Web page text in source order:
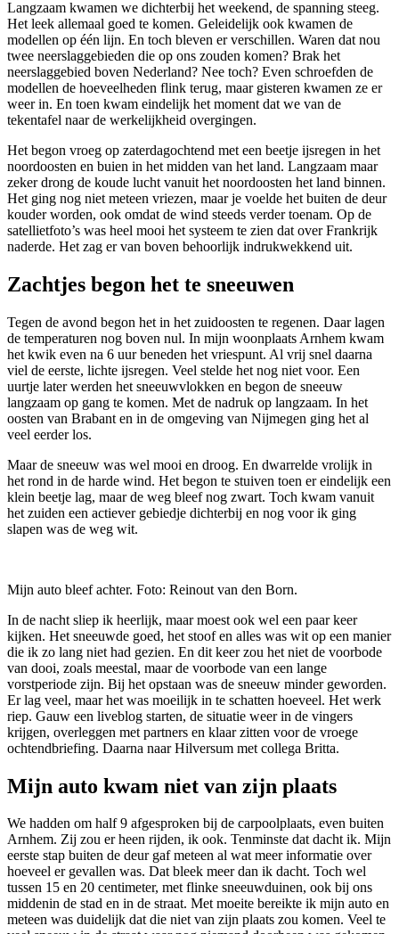
Langzaam kwamen we dichterbij het weekend, de spanning steeg.
Het leek allemaal goed te komen. Geleidelijk ook kwamen de
modellen op één lijn. En toch bleven er verschillen. Waren dat nou
twee neerslaggebieden die op ons zouden komen? Brak het
neerslaggebied boven Nederland? Nee toch? Even schroefden de
modellen de hoeveelheden flink terug, maar gisteren kwamen ze er
weer in. En toen kwam eindelijk het moment dat we van de
tekentafel naar de werkelijkheid overgingen.
Het begon vroeg op zaterdagochtend met een beetje ijsregen in het
noordoosten en buien in het midden van het land. Langzaam maar
zeker drong de koude lucht vanuit het noordoosten het land binnen.
Het ging nog niet meteen vriezen, maar je voelde het buiten de deur
kouder worden, ook omdat de wind steeds verder toenam. Op de
satellietfoto’s was heel mooi het systeem te zien dat over Frankrijk
naderde. Het zag er van boven behoorlijk indrukwekkend uit.
Zachtjes begon het te sneeuwen
Tegen de avond begon het in het zuidoosten te regenen. Daar lagen
de temperaturen nog boven nul. In mijn woonplaats Arnhem kwam
het kwik even na 6 uur beneden het vriespunt. Al vrij snel daarna
viel de eerste, lichte ijsregen. Veel stelde het nog niet voor. Een
uurtje later werden het sneeuwvlokken en begon de sneeuw
langzaam op gang te komen. Met de nadruk op langzaam. In het
oosten van Brabant en in de omgeving van Nijmegen ging het al
veel eerder los.
Maar de sneeuw was wel mooi en droog. En dwarrelde vrolijk in
het rond in de harde wind. Het begon te stuiven toen er eindelijk een
klein beetje lag, maar de weg bleef nog zwart. Toch kwam vanuit
het zuiden een actiever gebiedje dichterbij en nog voor ik ging
slapen was de weg wit.
Mijn auto bleef achter. Foto: Reinout van den Born.
In de nacht sliep ik heerlijk, maar moest ook wel een paar keer
kijken. Het sneeuwde goed, het stoof en alles was wit op een manier
die ik zo lang niet had gezien. En dit keer zou het niet de voorbode
van dooi, zoals meestal, maar de voorbode van een lange
vorstperiode zijn. Bij het opstaan was de sneeuw minder geworden.
Er lag veel, maar het was moeilijk in te schatten hoeveel. Het werk
riep. Gauw een liveblog starten, de situatie weer in de vingers
krijgen, overleggen met partners en klaar zitten voor de vroege
ochtendbriefing. Daarna naar Hilversum met collega Britta.
Mijn auto kwam niet van zijn plaats
We hadden om half 9 afgesproken bij de carpoolplaats, even buiten
Arnhem. Zij zou er heen rijden, ik ook. Tenminste dat dacht ik. Mijn
eerste stap buiten de deur gaf meteen al wat meer informatie over
hoeveel er gevallen was. Dat bleek meer dan ik dacht. Toch wel
tussen 15 en 20 centimeter, met flinke sneeuwduinen, ook bij ons
middenin de stad en in de straat. Met moeite bereikte ik mijn auto en
meteen was duidelijk dat die niet van zijn plaats zou komen. Veel te